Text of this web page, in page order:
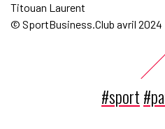
Titouan Laurent
© SportBusiness.Club avril 2024
#sport